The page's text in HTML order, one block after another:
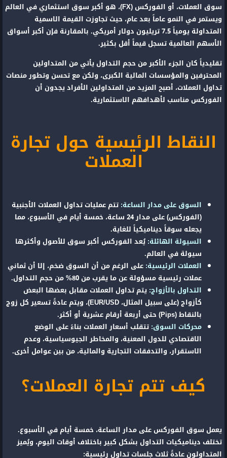
سوق العملات، أو الفوركس (FX)، هو أكبر سوق استثماري في العالم
ويستمر في النمو عاماً بعد عام، حيث تجاوزت القيمة الاسمية
المتداولة يومياً 7.5 تريليون دولار أمريكي. بالمقارنة فإن أكبر أسواق
الأسهم العالمية تسجل قيماً أقل بكثير.
تقليدياً كان الجزء الأكبر من حجم التداول يأتي من المتداولين
المحترفين والمؤسسات المالية الكبرى، ولكن مع تحسن وتطور منصات
تداول العملات، أصبح المزيد من المتداولين الأفراد يجدون أن
الفوركس مناسب لأهدافهم الاستثمارية.
النقاط الرئيسية حول تجارة
العملات
السوق على مدار الساعة: تتم عمليات تداول العملات الأجنبية
(الفوركس) على مدار 24 ساعة، خمسة أيام في الأسبوع، مما
يجعله سوقاً ديناميكياً للغاية.
السيولة الهائلة: يُعد الفوركس أكبر سوق للأصول وأكثرها
سيولة في العالم.
العملات الرئيسية: على الرغم من أن السوق ضخم، إلا أن ثماني
عملات رئيسية مسؤولة عن ما يقرب من 80% من حجم التداول.
التداول بالأزواج: يتم تداول العملات مقابل بعضها البعض
كأزواج (على سبيل المثال، EUR/USD)، ويتم عادةً تسعير كل زوج
بالنقاط (Pips) حتى أربعة أرقام عشرية أو أكثر.
محركات السوق: تتقلب أسعار العملات بناءً على الوضع
الاقتصادي للدول المعنية، والمخاطر الجيوسياسية، وعدم
الاستقرار، والتدفقات التجارية والمالية، من بين عوامل أخرى.
كيف تتم تجارة العملات؟
يعمل سوق الفوركس على مدار الساعة، خمسة أيام في الأسبوع.
تختلف ديناميكيات التداول بشكل كبير باختلاف أوقات اليوم، ويُميز
المتداولون عادةً ثلاث جلسات تداول رئيسية: